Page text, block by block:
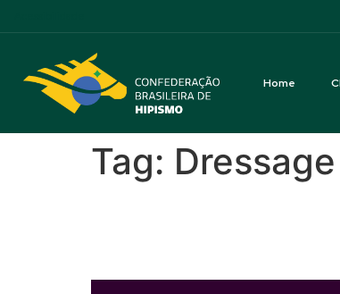
Home
Tag: Dressage